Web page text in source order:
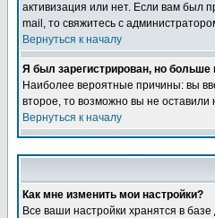
активизация или нет. Если вам был
mail, то свяжитесь с
Вернуться к началу
Я был зарегистрирован, но больше
Наиболее вероятные причины: вы
второе, то возможно вы не
Вернуться к началу
Как мне изменить мои настройки?
Все ваши настройки хранятся в